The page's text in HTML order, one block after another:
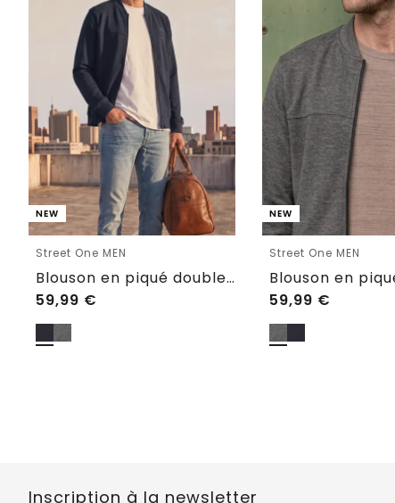
NEW
Street One MEN
Blouson en piqué double face à fermeture zippée
59,99 €
NEW
Street One MEN
59,99 €
Inscription à la newsletter